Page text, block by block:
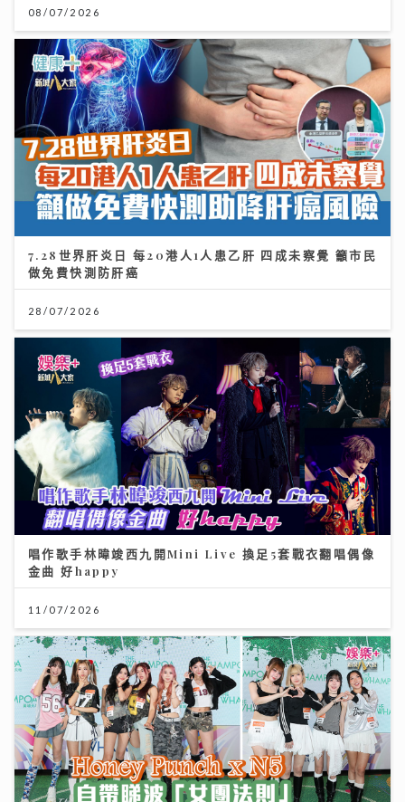
08/07/2026
7.28世界肝炎日 每20港人1人患乙肝 四成未察覺 籲市民
做免費快測防肝癌
28/07/2026
唱作歌手林暐竣西九開Mini Live 換足5套戰衣翻唱偶像
金曲 好happy
11/07/2026